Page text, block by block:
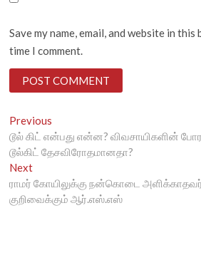
Save my name, email, and website in
time I comment.
Post
navigation
Previous
post:
டூல் கிட் என்பது என்ன? விவசாயிகளின்
டூல்கிட் தேசவிரோதமானதா?
NextNext
post:
ராமர் கோயிலுக்கு நன்கொடை
குறிவைக்கும் ஆர்.எஸ்.எஸ்